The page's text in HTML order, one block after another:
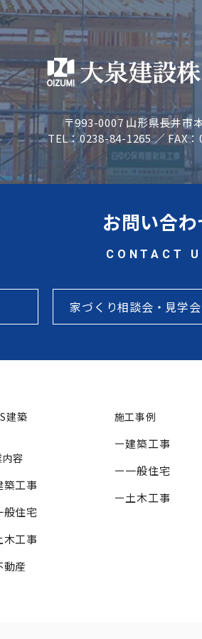
〒993-0007 山形県長井市
TEL：0238-84-1265 ／ FAX
お問い合わ
CONTACT
家づくり相談会・見学
建築
容
築工事
般住宅
木工事
動産
施工事例
建築工事
一般住宅
土木工事